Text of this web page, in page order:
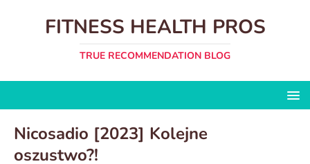
FITNESS HEALTH PROS
TRUE RECOMMENDATION BLOG
Nicosadio [2023] Kolejne
oszustwo?!